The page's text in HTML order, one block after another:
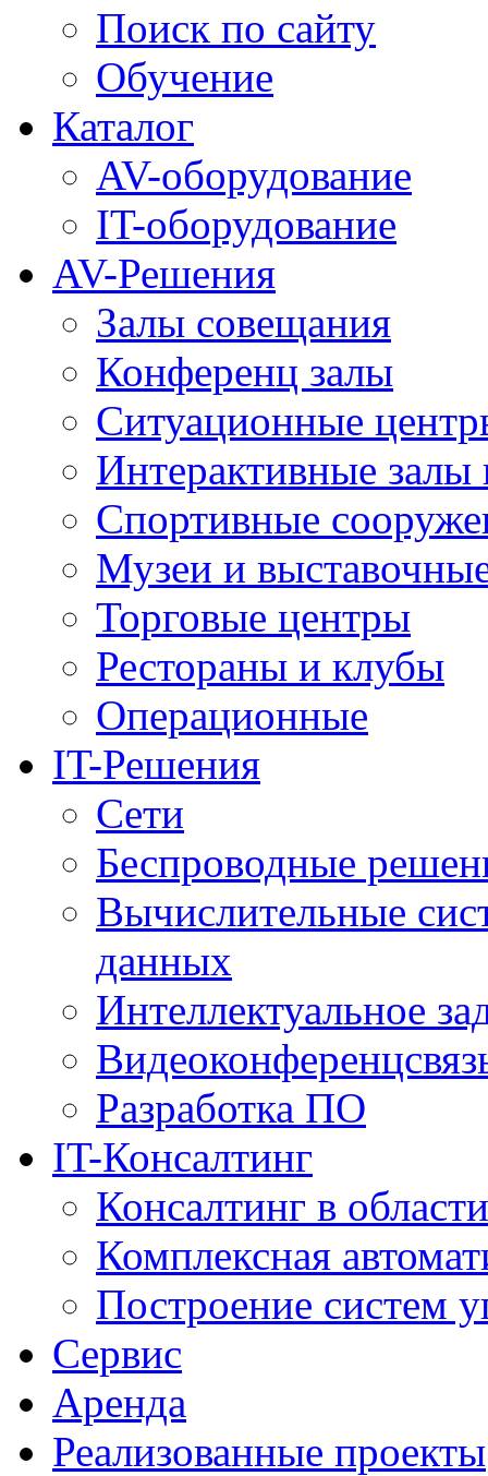
Поиск по сайту
Обучение
Каталог
AV-оборудование
IT-оборудование
AV-Решения
Залы совещания
Конференц залы
Ситуационные
Интерактивные залы
Спортивные
Музеи и
Торговые центры
Рестораны и клубы
Операционные
IT-Решения
Сети
Беспроводные
Вычислительные
данных
Интеллектуальное
Разработка ПО
IT-Консалтинг
Консалтинг в
Комплексная
Построение систем
Сервис
Аренда
Реализованные проекты